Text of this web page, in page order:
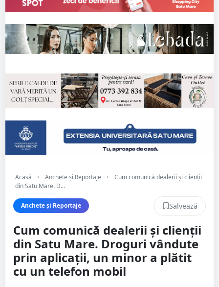
Acasă • Anchete și Reportaje •
Cum comunică dealerii și clienții
din Satu Mare. D...
Anchete și Reportaje Salvează
Cum comunică dealerii și clienții
din Satu Mare. Droguri vândute
prin aplicații, un minor a plătit
cu un telefon mobil